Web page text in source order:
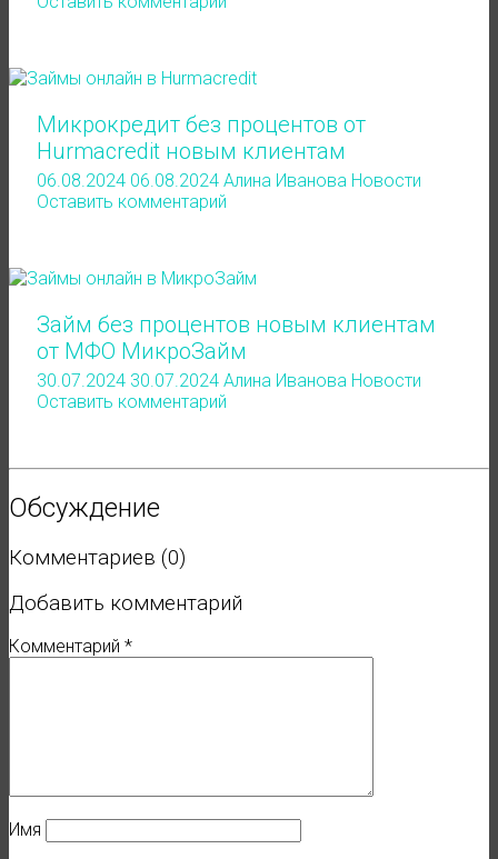
Микрокредит без процентов от
Hurmacredit новым клиентам
06.08.2024 06.08.2024 Алина Иванова Новости
Оставить комментарий
Займ без процентов новым клиентам
от МФО МикроЗайм
30.07.2024 30.07.2024 Алина Иванова Новости
Оставить комментарий
Обсуждение
Комментариев (0)
Добавить комментарий
Комментарий *
Имя